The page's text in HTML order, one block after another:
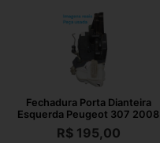
Fechadura Porta Dianteira
Esquerda Peugeot 307 2008
R$195,00